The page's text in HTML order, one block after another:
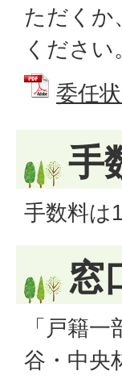
ただくか
ください
委任
手
手数料は
窓
「戸籍
谷・中央